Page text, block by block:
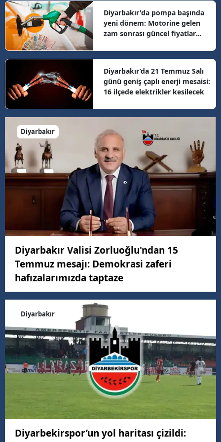
Diyarbakır'da pompa başında
yeni dönem: Motorine gelen
zam sonrası güncel fiyatlar
Diyarbakır’da 21 Temmuz Salı
günü geniş çaplı enerji mesaisi:
16 ilçede elektrikler kesilecek
Diyarbakır
Diyarbakır Valisi Zorluoğlu'ndan 15
Temmuz mesajı: Demokrasi zaferi
hafızalarımızda taptaze
Diyarbakır
Diyarbekirspor’un yol haritası çizildi: